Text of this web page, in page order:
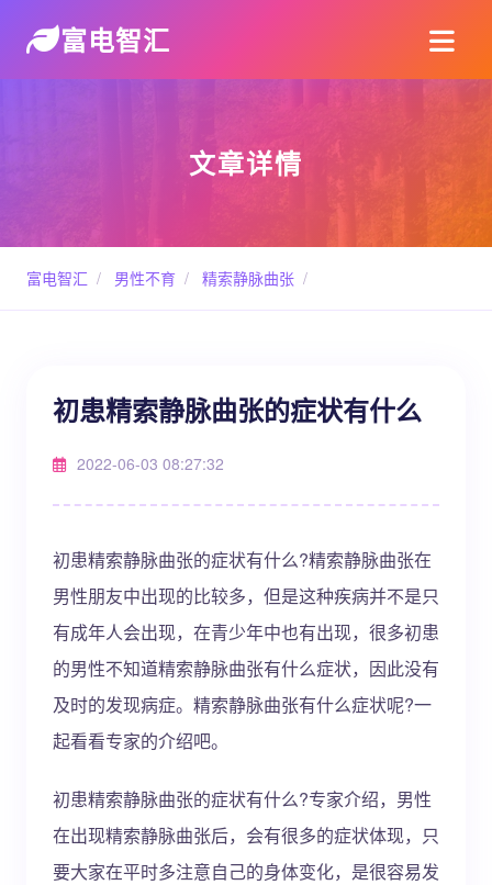
富电智汇
文章详情
富电智汇 / 男性不育 / 精索静脉曲张 /
初患精索静脉曲张的症状有什么
2022-06-03 08:27:32
初患精索静脉曲张的症状有什么?精索静脉曲张在
男性朋友中出现的比较多，但是这种疾病并不是只
有成年人会出现，在青少年中也有出现，很多初患
的男性不知道精索静脉曲张有什么症状，因此没有
及时的发现病症。精索静脉曲张有什么症状呢?一
起看看专家的介绍吧。
初患精索静脉曲张的症状有什么?专家介绍，男性
在出现精索静脉曲张后，会有很多的症状体现，只
要大家在平时多注意自己的身体变化，是很容易发